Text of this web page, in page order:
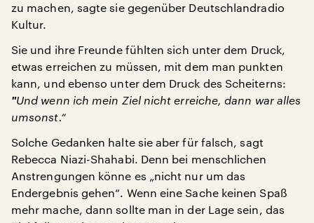
zu machen, sagte sie gegenüber Deutschlandradio
Kultur.
Sie und ihre Freunde fühlten sich unter dem Druck,
etwas erreichen zu müssen, mit dem man punkten
kann, und ebenso unter dem Druck des Scheiterns:
"Und wenn ich mein Ziel nicht erreiche, dann war alles
umsonst.“
Solche Gedanken halte sie aber für falsch, sagt
Rebecca Niazi-Shahabi. Denn bei menschlichen
Anstrengungen könne es „nicht nur um das
Endergebnis gehen“. Wenn eine Sache keinen Spaß
mehr mache, dann sollte man in der Lage sein, das